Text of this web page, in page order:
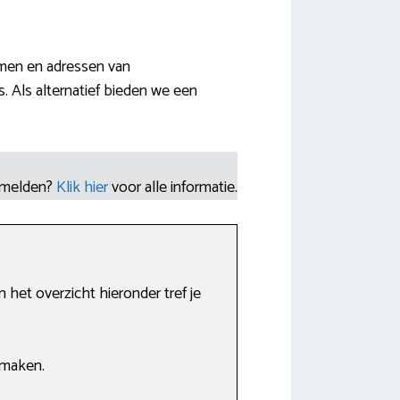
en adressen van
Als alternatief bieden we een
Klik hiervoor alle informatie.
het overzicht hieronder tref je